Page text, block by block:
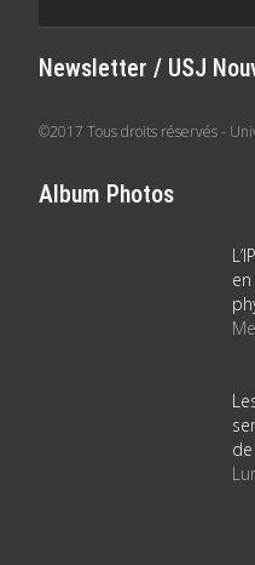
Newsletter / USJ
©2017 Tous droits réservés -
Album Photos
de